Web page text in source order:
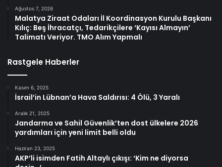
Ağustos 7, 2026
Malatya Ziraat Odaları İl Koordinasyon Kurulu Başkanı
Kılıç: Beş İhracatçı, Tedarikçilere ‘Kayısı Almayın’
Talimatı Veriyor. TMO Alım Yapmalı
Rastgele Haberler
Kasım 6, 2025
İsrail’in Lübnan’a Hava Saldırısı: 4 Ölü, 3 Yaralı
Aralık 21, 2025
Jandarma ve Sahil Güvenlik’ten dost ülkelere 2026
yardımları için yeni limit belli oldu
Haziran 23, 2025
AKP’li isimden Fatih Altaylı çıkışı: ‘Kim ne diyorsa